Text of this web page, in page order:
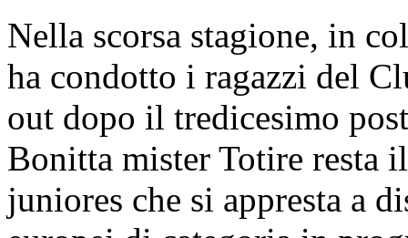
Nella scorsa stagione, in
ha condotto i ragazzi del
out dopo il tredicesimo
Bonitta mister Totire resta
juniores che si appresta a